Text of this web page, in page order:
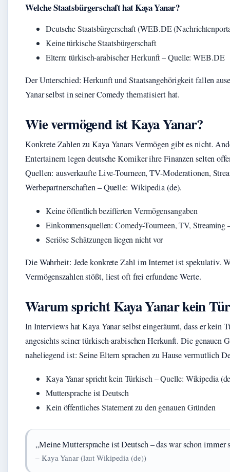
Welche Staatsbürgerschaft hat Kaya Yanar?
Deutsche Staatsbürgerschaft (WEB.DE
Keine türkische Staatsbürgerschaft
Eltern: türkisch-arabischer Herkunft – Quelle: WEB.DE
Der Unterschied: Herkunft und Staatsangehörigkeit fallen
Yanar selbst in seiner Comedy thematisiert hat.
Wie vermögend ist Kaya Yanar?
Konkrete Zahlen zu Kaya Yanars Vermögen gibt es nicht.
Entertainern legen deutsche Komiker ihre Finanzen selten
Quellen: ausverkaufte Live-Tourneen, TV-Moderationen,
Werbepartnerschaften – Quelle: Wikipedia (de).
Keine öffentlich bezifferten Vermögensangaben
Einkommensquellen: Comedy-Tourneen, TV,
Seriöse Schätzungen liegen nicht vor
Die Wahrheit: Jede konkrete Zahl im Internet ist spekulativ.
Vermögenszahlen stößt, liest oft frei erfundene Werte.
Warum spricht Kaya Yanar kein
In Interviews hat Kaya Yanar selbst eingeräumt, dass er kein
angesichts seiner türkisch-arabischen Herkunft. Die genauen
naheliegend ist: Seine Eltern sprachen zu Hause vermutlich
Kaya Yanar spricht kein Türkisch – Quelle: Wikipedia
Muttersprache ist Deutsch
Kein öffentliches Statement zu den genauen Gründen
„Meine Muttersprache ist Deutsch – das war schon immer
– Kaya Yanar (laut Wikipedia (de))